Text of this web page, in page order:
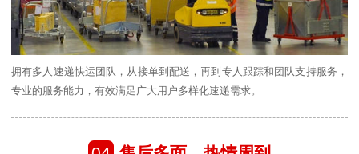
拥有多人速递快运团队，从接单到配送，再到专人跟踪和团队支持服务，
专业的服务能力，有效满足广大用户多样化速递需求。